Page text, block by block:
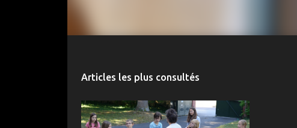
Articles les plus consultés